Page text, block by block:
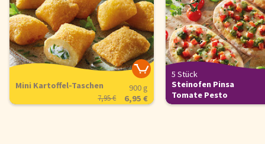
Mini Kartoffel-Taschen
900 g
6,95 €
7,95 €
5 Stück
Steinofen Pinsa
Tomate Pesto